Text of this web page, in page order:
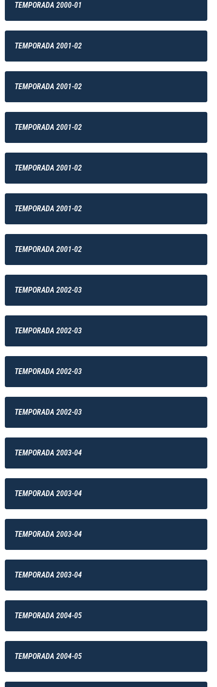
TEMPORADA 2000-01
TEMPORADA 2001-02
TEMPORADA 2001-02
TEMPORADA 2001-02
TEMPORADA 2001-02
TEMPORADA 2001-02
TEMPORADA 2001-02
TEMPORADA 2002-03
TEMPORADA 2002-03
TEMPORADA 2002-03
TEMPORADA 2002-03
TEMPORADA 2003-04
TEMPORADA 2003-04
TEMPORADA 2003-04
TEMPORADA 2003-04
TEMPORADA 2004-05
TEMPORADA 2004-05